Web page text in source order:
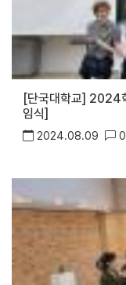
[단국대학교] 2024
임식]
2024.08.09 0